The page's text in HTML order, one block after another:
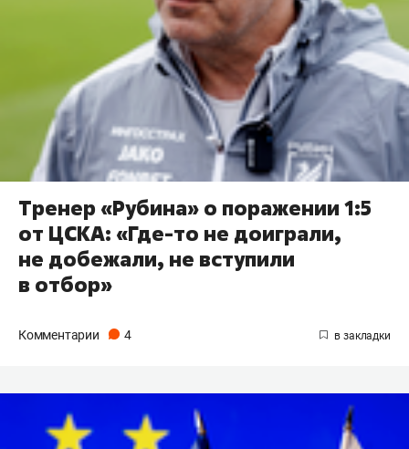
Тренер «Рубина» о поражении 1:5
от ЦСКА: «Где-то не доиграли,
не добежали, не вступили
в отбор»
Комментарии 4